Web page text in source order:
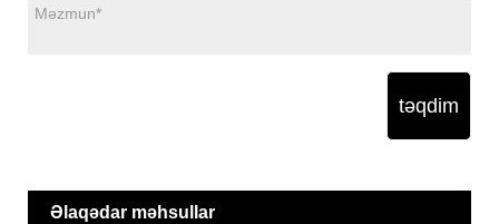
təqdim
Əlaqədar məhsullar